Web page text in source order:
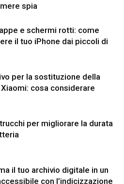
spia
e schermi rotti: come
il tuo iPhone dai piccoli di
per la sostituzione della
cosa considerare
per migliorare la durata
il tuo archivio digitale in un
con l’indicizzazione